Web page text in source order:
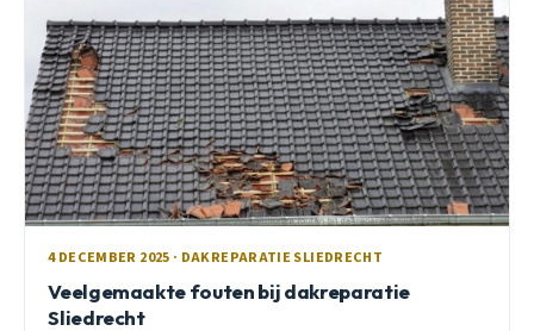
4 DECEMBER 2025 · DAKREPARATIE SLIEDRECHT
Veelgemaakte fouten bij dakreparatie
Sliedrecht